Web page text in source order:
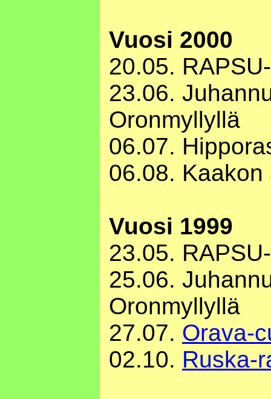
Vuosi 2000
20.05.
23.06.
Oronmyllyllä
06.07.
06.08.
Vuosi 1999
23.05.
25.06.
Oronmyllyllä
27.07. Orava-
02.10. Ruska-